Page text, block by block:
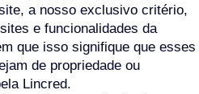
a nosso exclusivo critério,
e funcionalidades da
que isso signifique que esses
de propriedade ou
Lincred.